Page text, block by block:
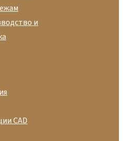
и
CAD